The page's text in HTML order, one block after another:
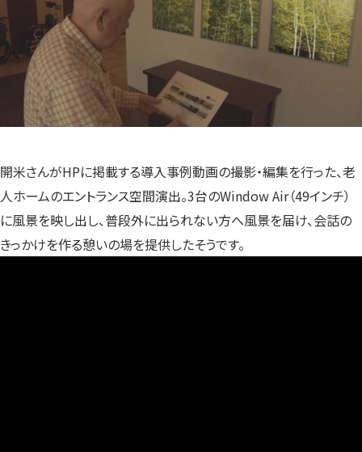
開米さんがHPに掲載する導入事例動画の撮影・編集を行った、老
人ホームのエントランス空間演出。3台のWindow Air（49インチ）
に風景を映し出し、普段外に出られない方へ風景を届け、会話の
きっかけを作る憩いの場を提供したそうです。